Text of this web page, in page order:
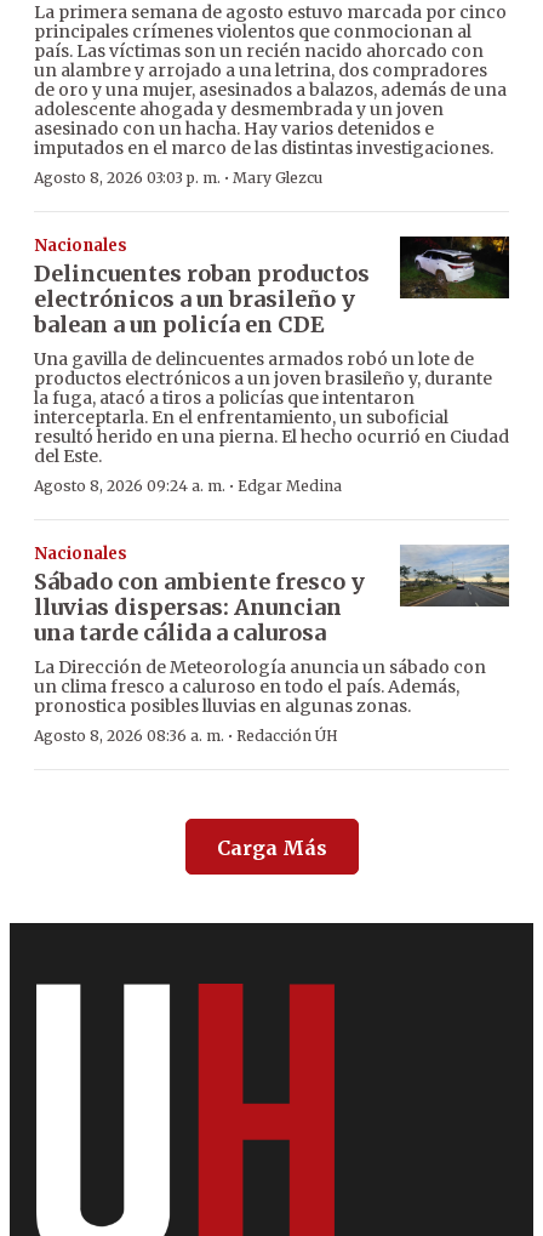
La primera semana de agosto estuvo marcada por cinco
principales crímenes violentos que conmocionan al
país. Las víctimas son un recién nacido ahorcado con
un alambre y arrojado a una letrina, dos compradores
de oro y una mujer, asesinados a balazos, además de una
adolescente ahogada y desmembrada y un joven
asesinado con un hacha. Hay varios detenidos e
imputados en el marco de las distintas investigaciones.
Agosto 8, 2026 03:03 p. m. · Mary Glezcu
Nacionales
Delincuentes roban productos
electrónicos a un brasileño y
balean a un policía en CDE
Una gavilla de delincuentes armados robó un lote de
productos electrónicos a un joven brasileño y, durante
la fuga, atacó a tiros a policías que intentaron
interceptarla. En el enfrentamiento, un suboficial
resultó herido en una pierna. El hecho ocurrió en Ciudad
del Este.
Agosto 8, 2026 09:24 a. m. · Edgar Medina
Nacionales
Sábado con ambiente fresco y
lluvias dispersas: Anuncian
una tarde cálida a calurosa
La Dirección de Meteorología anuncia un sábado con
un clima fresco a caluroso en todo el país. Además,
pronostica posibles lluvias en algunas zonas.
Agosto 8, 2026 08:36 a. m. · Redacción ÚH
Carga Más